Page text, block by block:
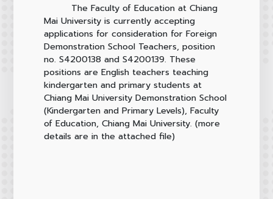
The Faculty of Education at Chiang
Mai University is currently accepting
applications for consideration for Foreign
Demonstration School Teachers, position
no. S4200138 and S4200139. These
positions are English teachers teaching
kindergarten and primary students at
Chiang Mai University Demonstration School
(Kindergarten and Primary Levels), Faculty
of Education, Chiang Mai University. (more
details are in the attached file)